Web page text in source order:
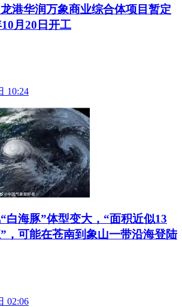
港华润万象商业综合体项目暂定
月20日开工
10:24
白海豚”体型变大，“面积近似13
，可能在苍南到象山一带沿海登陆
02:06